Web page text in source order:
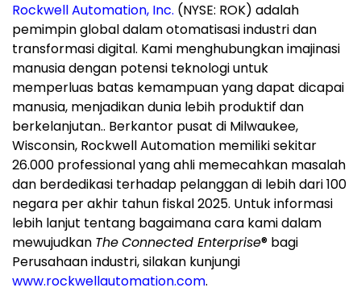
Rockwell Automation, Inc. (NYSE: ROK) adalah
pemimpin global dalam otomatisasi industri dan
transformasi digital. Kami menghubungkan imajinasi
manusia dengan potensi teknologi untuk
memperluas batas kemampuan yang dapat dicapai
manusia, menjadikan dunia lebih produktif dan
berkelanjutan.. Berkantor pusat di Milwaukee,
Wisconsin, Rockwell Automation memiliki sekitar
26.000 professional yang ahli memecahkan masalah
dan berdedikasi terhadap pelanggan di lebih dari 100
negara per akhir tahun fiskal 2025. Untuk informasi
lebih lanjut tentang bagaimana cara kami dalam
mewujudkan TheConnected Enterprise® bagi
Perusahaan industri, silakan kunjungi
www.rockwellautomation.com.